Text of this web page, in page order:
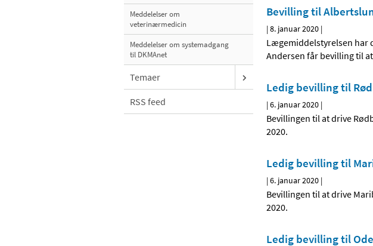
Meddelelser om
veterinærmedicin
Meddelelser om systemadgang
til DKMAnet
Temaer
RSS feed
Bevilling til
|8. januar 2020 |
Lægemiddelstyrelsen har
Andersen får bevilling til
Ledig bevilling til
|6. januar 2020 |
Bevillingen til at drive
2020.
Ledig bevilling til
|6. januar 2020 |
Bevillingen til at drive
2020.
Ledig bevilling til